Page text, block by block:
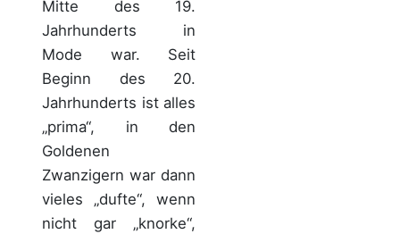
Mitte des 19.
Jahrhunderts in
Mode war. Seit
Beginn des 20.
Jahrhunderts ist alles
„prima“, in den
Goldenen
Zwanzigern war dann
vieles „dufte“, wenn
nicht gar „knorke“,